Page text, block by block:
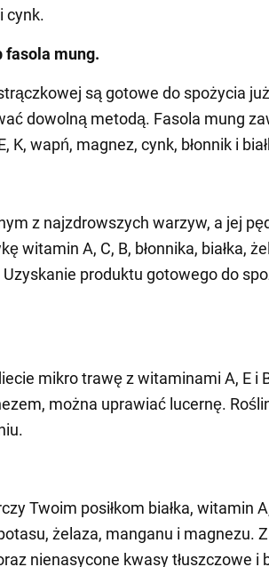
cynk.
fasola mung.
są gotowe do spożycia
dowolną metodą. Fasola mung
K, wapń, magnez, cynk, błonnik i
z najzdrowszych warzyw, a jej
witamin A, C, B, błonnika, białka,
produktu gotowego do
mikro trawę z witaminami A, E i
można uprawiać lucernę.
Twoim posiłkom białka, witamin
żelaza, manganu i magnezu.
nienasycone kwasy tłuszczowe i